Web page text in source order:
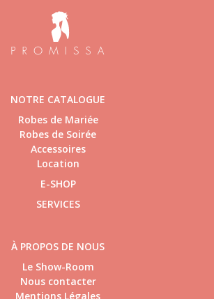
NOTRE CATALOGUE
Robes de Mariée
Robes de Soirée
Accessoires
Location
E-SHOP
SERVICES
À PROPOS DE NOUS
Le Show-Room
Nous contacter
Mentions Légales